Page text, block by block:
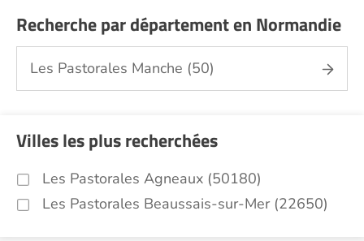
Recherche par département en Normandie
Les Pastorales Manche (50)
Villes les plus recherchées
Les Pastorales Agneaux (50180)
Les Pastorales Beaussais-sur-Mer (22650)